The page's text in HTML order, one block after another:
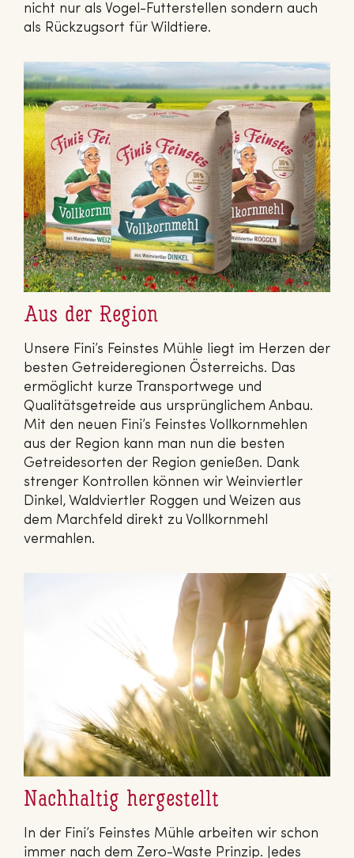
nicht nur als Vogel-Futterstellen sondern auch
als Rückzugsort für Wildtiere.
Aus der Region
Unsere Fini’s Feinstes Mühle liegt im Herzen der
besten Getreideregionen Österreichs. Das
ermöglicht kurze Transportwege und
Qualitätsgetreide aus ursprünglichem Anbau.
Mit den neuen Fini’s Feinstes Vollkornmehlen
aus der Region kann man nun die besten
Getreidesorten der Region genießen. Dank
strenger Kontrollen können wir Weinviertler
Dinkel, Waldviertler Roggen und Weizen aus
dem Marchfeld direkt zu Vollkornmehl
vermahlen.
Nachhaltig hergestellt
In der Fini’s Feinstes Mühle arbeiten wir schon
immer nach dem Zero-Waste Prinzip. Jedes